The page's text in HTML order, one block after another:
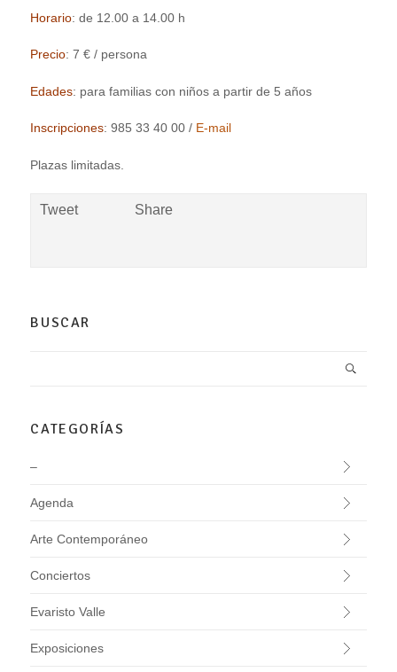
Horario: de 12.00 a 14.00 h
Precio: 7 € / persona
Edades: para familias con niños a partir de 5 años
Inscripciones: 985 33 40 00 / E-mail
Plazas limitadas.
Tweet Share
BUSCAR
CATEGORÍAS
–
Agenda
Arte Contemporáneo
Conciertos
Evaristo Valle
Exposiciones